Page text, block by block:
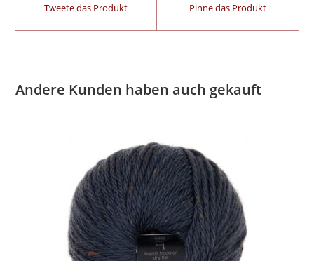
Tweete das Produkt Pinne das Produkt
Andere Kunden haben auch gekauft